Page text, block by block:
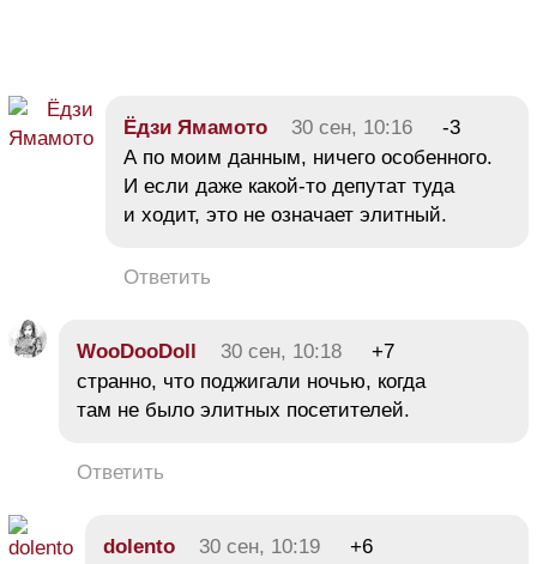
Ёдзи Ямамото 30 сен, 10:16
-3
А по моим данным, ничего особенного.
И если даже какой-то депутат туда
и ходит, это не означает элитный.
Ответить
WooDooDoll 30 сен, 10:18
+7
странно, что поджигали ночью, когда
там не было элитных посетителей.
Ответить
dolento 30 сен, 10:19
+6